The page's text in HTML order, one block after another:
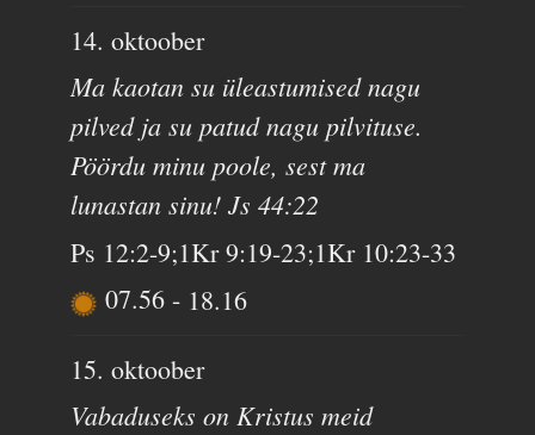
14. oktoober
Ma kaotan su üleastumised nagu
pilved ja su patud nagu pilvituse.
Pöördu minu poole, sest ma
lunastan sinu! Js 44:22
Ps 12:2-9;1Kr 9:19-23;1Kr 10:23-33
07.56 - 18.16
15. oktoober
Vabaduseks on Kristus meid